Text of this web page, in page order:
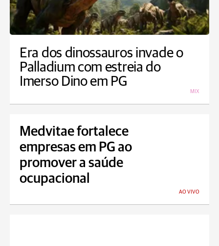
Era dos dinossauros invade o
Palladium com estreia do
Imerso Dino em PG
MIX
Medvitae fortalece
empresas em PG ao
promover a saúde
ocupacional
AO VIVO